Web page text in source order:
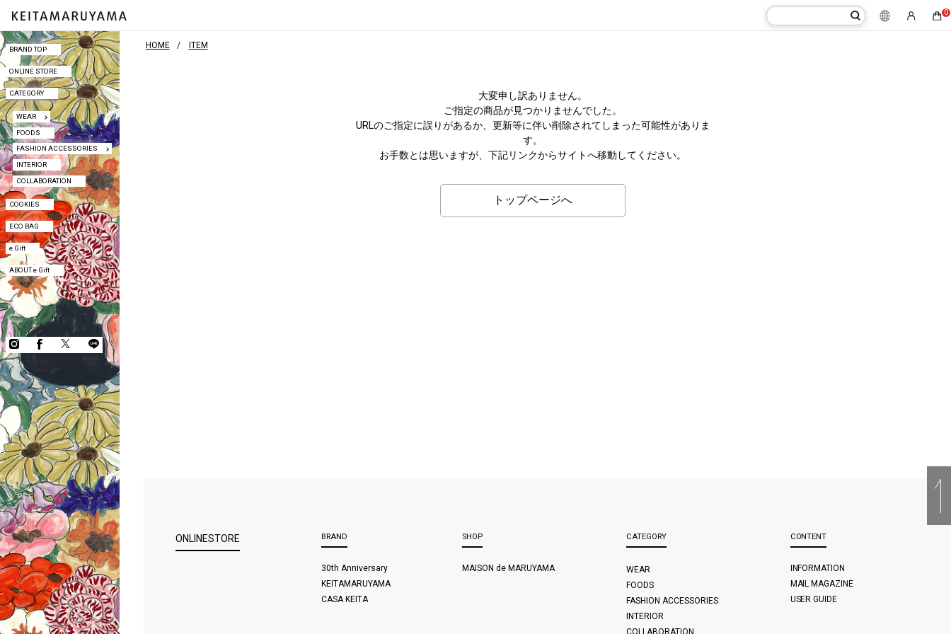
0
BRAND TOP
ONLINE STORE
CATEGORY
WEAR
FOODS
FASHION ACCESSORIES
INTERIOR
COLLABORATION
COOKIES
ECO BAG
e Gift
ABOUT e Gift
COPYRIGHT © KEITA MARUYAMA.
ALL RIGHTS RESERVED.
BRAND TOP
ONLINE STORE
CATEGORY
WEAR
FOODS
FASHION ACCESSORIES
INTERIOR
COLLABORATION
COOKIES
ECO BAG
e Gift
ABOUT e Gift
HOME ITEM
大変申し訳ありません。
ご指定の商品が見つかりませんでした。
URLのご指定に誤りがあるか、更新等に伴い削除されてしまった可能性がありま
す。
お手数とは思いますが、下記リンクからサイトへ移動してください。
トップページへ
ONLINESTORE BRAND
30th Anniversary
KEITAMARUYAMA
CASA KEITA
SHOP
MAISON de MARUYAMA
CATEGORY
WEAR
FOODS
FASHION ACCESSORIES
INTERIOR
COLLABORATION
CONTENT
INFORMATION
MAIL MAGAZINE
USER GUIDE